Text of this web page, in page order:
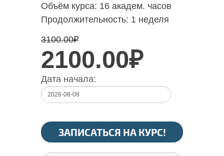
Объём курса: 16 академ. часов
Продолжительность: 1 неделя
3100.00₽
2100.00₽
Дата начала:
ЗАПИСАТЬСЯ НА КУРС!